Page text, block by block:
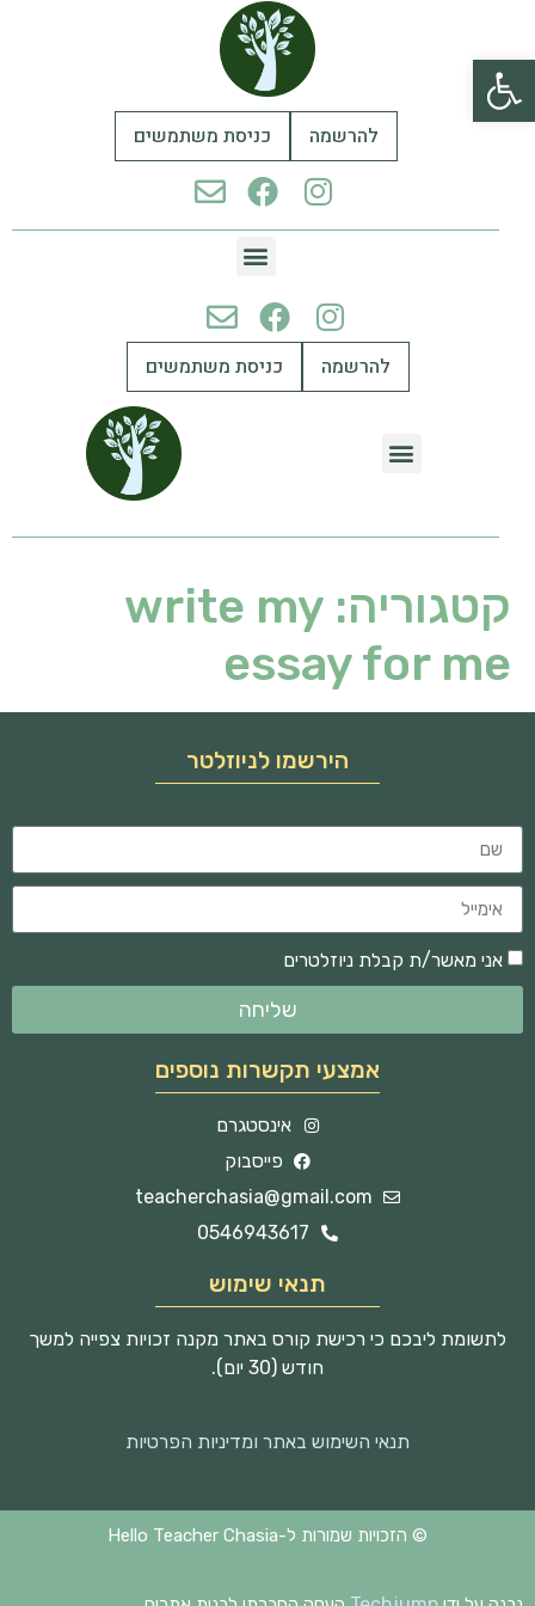
פתח סרגל נגישות
להרשמה כניסת משתמשים
להרשמה כניסת משתמשים
קטגוריה: write my
essay for me
הירשמו לניוזלטר
אני מאשר/ת קבלת ניוזלטרים
שליחה
אמצעי תקשרות נוספים
אינסטגרם
פייסבוק
teacherchasia@gmail.com
0546943617
תנאי שימוש
לתשומת ליבכם כי רכישת קורס באתר מקנה זכויות צפייה למשך
חודש (30 יום).
תנאי השימוש באתר ומדיניות הפרטיות
© הזכויות שמורות ל-Hello Teacher Chasia